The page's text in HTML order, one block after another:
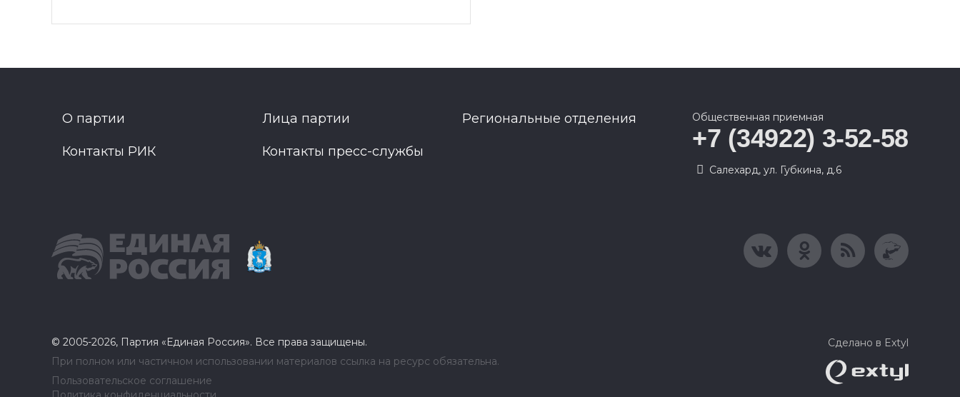
О партии Лица партии Региональные отделения
Контакты РИК Контакты пресс-службы
Общественная приемная
+7 (34922) 3-52-58
Салехард, ул. Губкина, д.6
© 2005-2026, Партия «Единая Россия». Все права защищены.
При полном или частичном использовании материалов ссылка на ресурс обязательна.
Пользовательское соглашение
Сделано в Extyl